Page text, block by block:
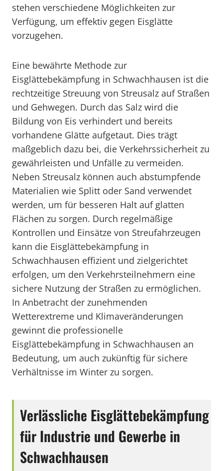
stehen verschiedene Möglichkeiten zur
Verfügung, um effektiv gegen Eisglätte
vorzugehen.
Eine bewährte Methode zur
Eisglättebekämpfung in Schwachhausen ist die
rechtzeitige Streuung von Streusalz auf Straßen
und Gehwegen. Durch das Salz wird die
Bildung von Eis verhindert und bereits
vorhandene Glätte aufgetaut. Dies trägt
maßgeblich dazu bei, die Verkehrssicherheit zu
gewährleisten und Unfälle zu vermeiden.
Neben Streusalz können auch abstumpfende
Materialien wie Splitt oder Sand verwendet
werden, um für besseren Halt auf glatten
Flächen zu sorgen. Durch regelmäßige
Kontrollen und Einsätze von Streufahrzeugen
kann die Eisglättebekämpfung in
Schwachhausen effizient und zielgerichtet
erfolgen, um den Verkehrsteilnehmern eine
sichere Nutzung der Straßen zu ermöglichen.
In Anbetracht der zunehmenden
Wetterextreme und Klimaveränderungen
gewinnt die professionelle
Eisglättebekämpfung in Schwachhausen an
Bedeutung, um auch zukünftig für sichere
Verhältnisse im Winter zu sorgen.
Verlässliche Eisglättebekämpfung
für Industrie und Gewerbe in
Schwachhausen